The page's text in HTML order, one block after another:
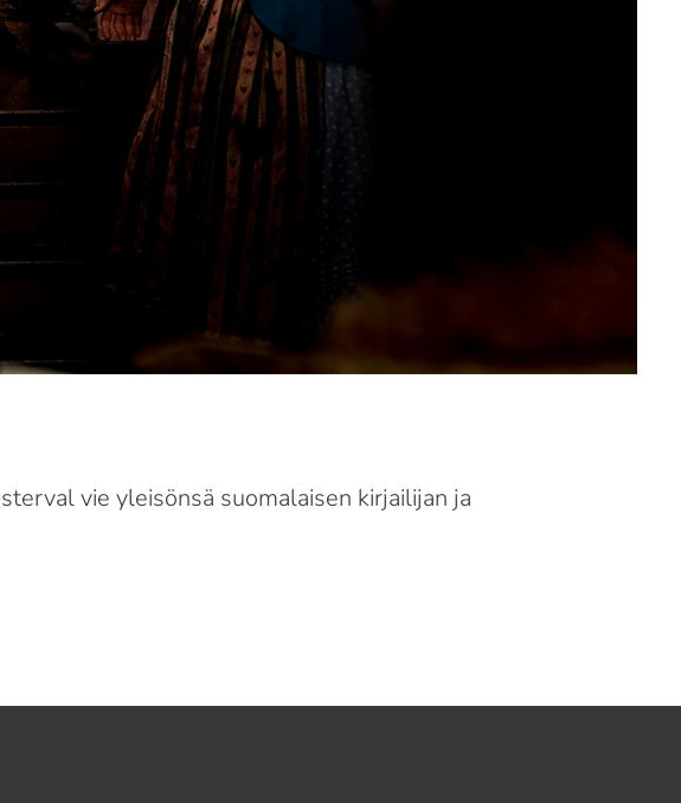
vie yleisönsä suomalaisen kirjailijan ja